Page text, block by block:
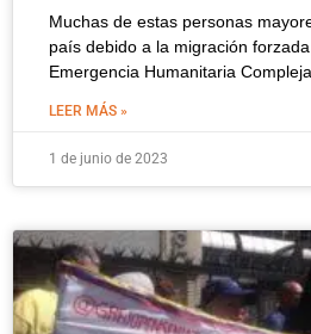
Muchas de estas personas
país debido a la migración
Emergencia Humanitaria Compleja.
LEER MÁS »
1 de junio de 2023